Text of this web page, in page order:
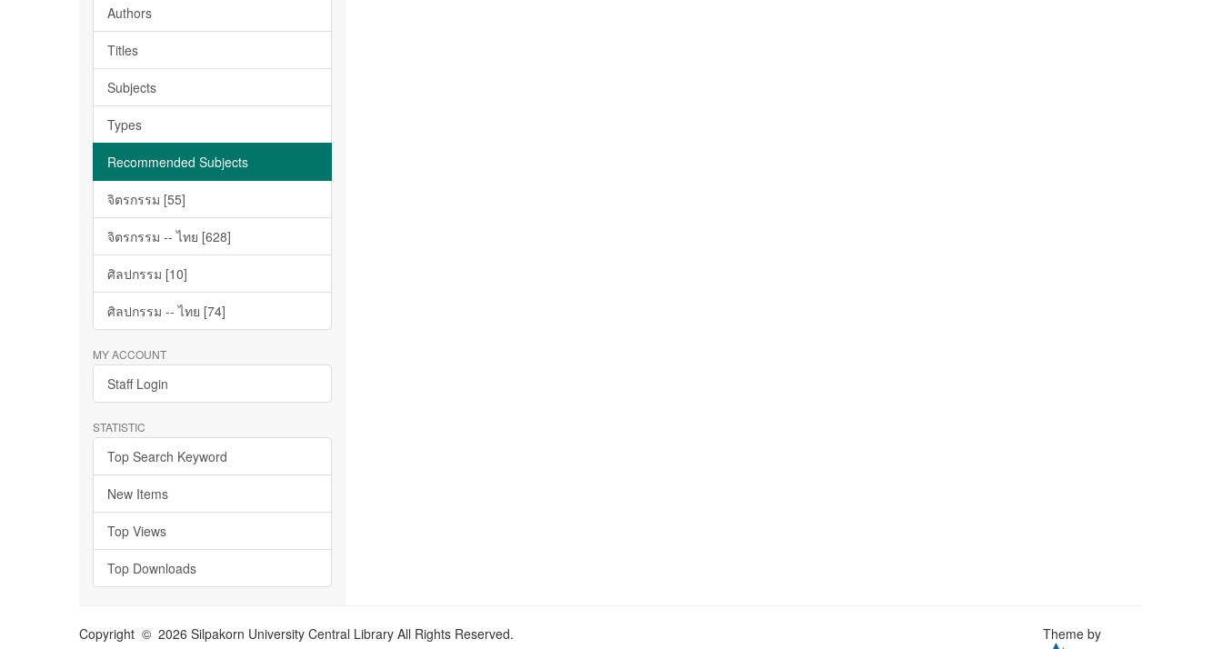
Authors
Titles
Subjects
Types
Recommended Subjects
จิตรกรรม [55]
จิตรกรรม -- ไทย [628]
ศิลปกรรม [10]
ศิลปกรรม -- ไทย [74]
MY ACCOUNT
Staff Login
STATISTIC
Top Search Keyword
New Items
Top Views
Top Downloads
Copyright © 2026 Silpakorn University Central Library All Rights Reserved. Theme by